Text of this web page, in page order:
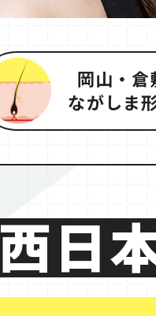
岡山・倉
ながしま
日